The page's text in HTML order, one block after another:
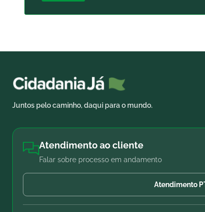
Juntos pelo caminho, daqui para o mundo.
Atendimento ao cliente
Falar sobre processo em andamento
Atendimento